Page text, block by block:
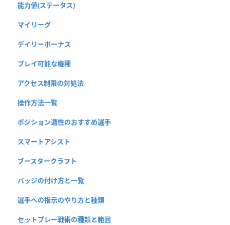
能力値(ステータス)
マイリーグ
デイリーボーナス
プレイ可能な機種
アクセス制限の対処法
操作方法一覧
ポジション適性のおすすめ選手
スマートアシスト
ブースタークラフト
バッジの付け方と一覧
選手への指示のやり方と種類
セットプレー戦術の種類と範囲